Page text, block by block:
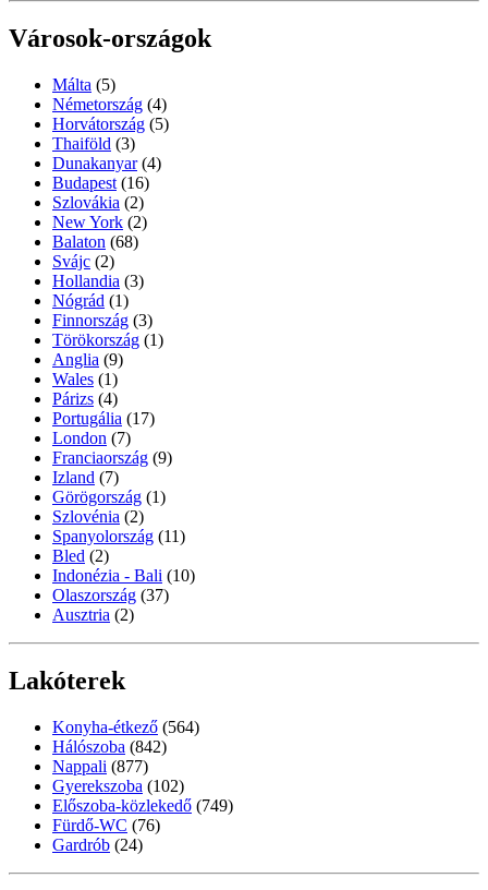
Városok-országok
Málta (5)
Németország (4)
Horvátország (5)
Thaiföld (3)
Dunakanyar (4)
Budapest (16)
Szlovákia (2)
New York (2)
Balaton (68)
Svájc (2)
Hollandia (3)
Nógrád (1)
Finnország (3)
Törökország (1)
Anglia (9)
Wales (1)
Párizs (4)
Portugália (17)
London (7)
Franciaország (9)
Izland (7)
Görögország (1)
Szlovénia (2)
Spanyolország (11)
Bled (2)
Indonézia - Bali (10)
Olaszország (37)
Ausztria (2)
Lakóterek
Konyha-étkező (564)
Hálószoba (842)
Nappali (877)
Gyerekszoba (102)
Előszoba-közlekedő (749)
Fürdő-WC (76)
Gardrób (24)